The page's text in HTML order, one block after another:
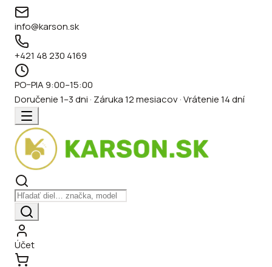
info@karson.sk
+421 48 230 4169
PO–PIA 9:00–15:00
Doručenie 1–3 dni · Záruka 12 mesiacov · Vrátenie 14 dní
Účet